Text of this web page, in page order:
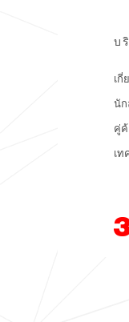
บ
เกี่
นัก
คู่
เท